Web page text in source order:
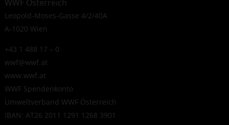
WWF Österreich
Leopold-Moses-Gasse 4/2/40A
A-1020 Wien
+43 1 488 17 – 0
wwf@wwf.at
www.wwf.at
WWF Spendenkonto
Umweltverband WWF Österreich
IBAN: AT26 2011 1291 1268 3901